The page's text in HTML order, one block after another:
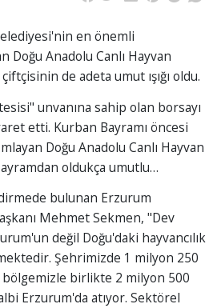
en önemli
Doğu Anadolu Canlı Hayvan
de adeta umut ışığı oldu.
unvanına sahip olan borsayı
etti. Kurban Bayramı öncesi
Doğu Anadolu Canlı Hayvan
oldukça umutlu…
bulunan Erzurum
Mehmet Sekmen, "Dev
değil Doğu'daki hayvancılık
Şehrimizde 1 milyon 250
bölgemizle birlikte 2 milyon 500
Erzurum'da atıyor. Sektörel